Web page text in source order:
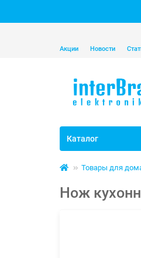
Акции Новости
Каталог
Товары для
Нож